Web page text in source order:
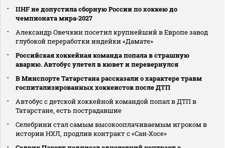
IIHF не допустила сборную России по хоккею до
чемпионата мира‑2027
Александр Овечкин посетил крупнейший в Европе завод
глубокой переработки индейки «Дамате»
Российская хоккейная команда попала в страшную
аварию. Автобус улетел в кювет и перевернулся
В Минспорте Татарстана рассказали о характере травм
госпитализированных хоккеистов после ДТП
Автобус с детской хоккейной командой попал в ДТП в
Татарстане, есть пострадавшие
Селебрини стал самым высокооплачиваемым игроком в
истории НХЛ, продлив контракт с «Сан‑Хосе»